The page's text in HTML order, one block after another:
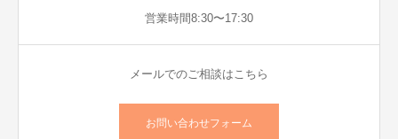
営業時間8:30〜17:30
メールでのご相談はこちら
お問い合わせフォーム